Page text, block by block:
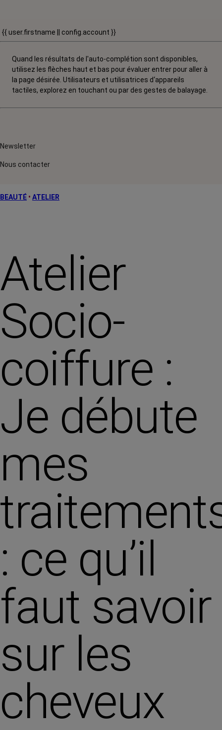
{{ user.firstname || config.account }}
Quand les résultats de l'auto-complétion sont disponibles,
utilisez les flèches haut et bas pour évaluer entrer pour aller à
la page désirée. Utilisateurs et utilisatrices d‘appareils
tactiles, explorez en touchant ou par des gestes de balayage.
Newsletter
Nous contacter
BEAUTÉ • ATELIER
Atelier
Socio-
coiffure :
Je débute
mes
: ce qu’il
faut savoir
sur les
cheveux